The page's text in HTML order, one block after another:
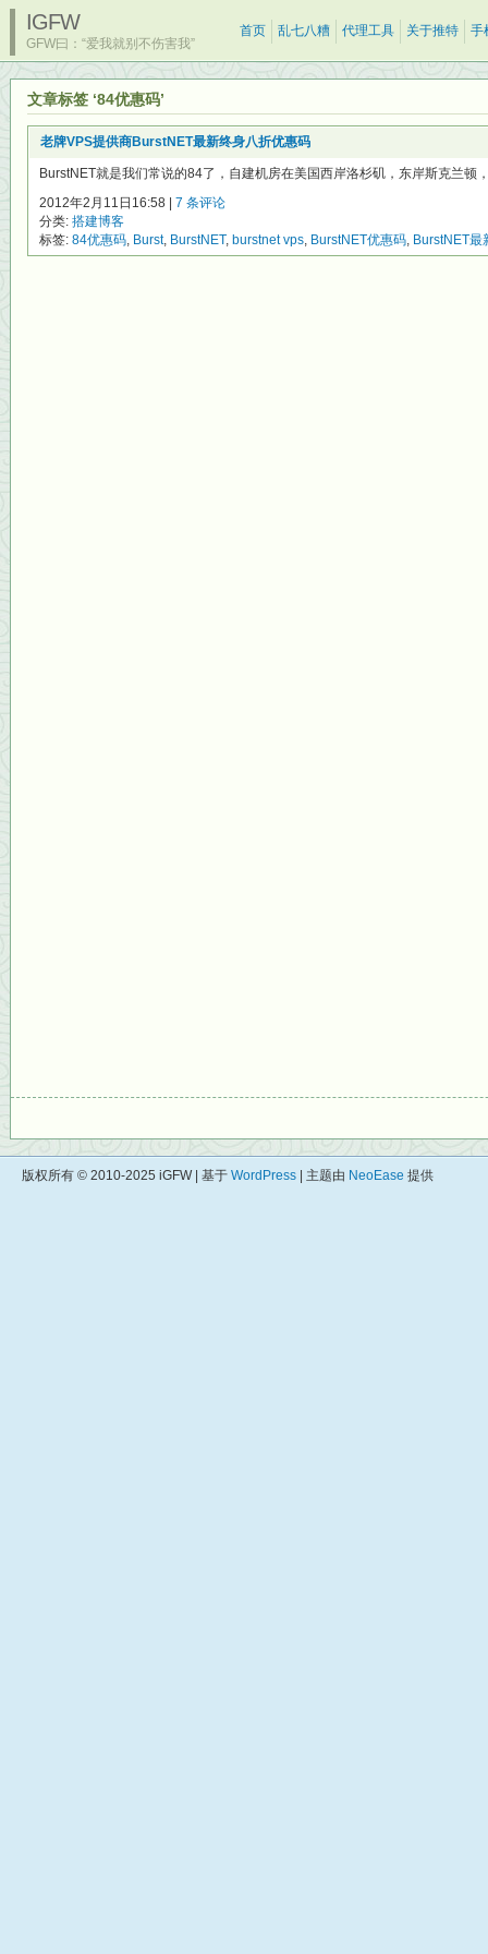
IGFW
GFW曰：“爱我就别不伤害我”
首页 乱七八糟 代理工具 关于推特 手
文章标签 ‘84优惠码’
老牌VPS提供商BurstNET最新终身八折优惠码
BurstNET就是我们常说的84了，自建机房在美国西岸洛杉矶，东岸斯克兰
2012年2月11日16:58 | 7 条评论
分类: 搭建博客
标签: 84优惠码, Burst, BurstNET, burstnet vps, BurstNET优惠码, BurstNET最
版权所有 © 2010-2025 iGFW | 基于 WordPress | 主题由 NeoEase 提供